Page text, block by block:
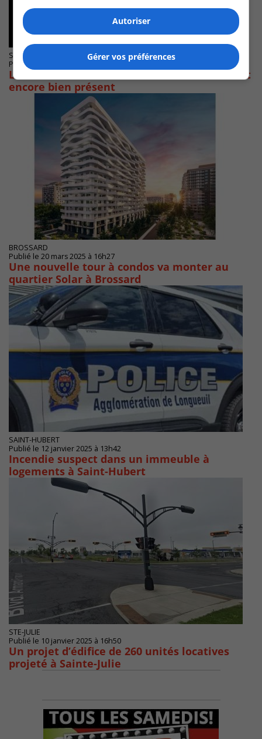
SAINT-LAMBERT
Publié le 14 avril 2025 à 07h45
Le dossier de l’hôtel de ville de Saint-Lambert
encore bien présent
BROSSARD
Publié le 20 mars 2025 à 16h27
Une nouvelle tour à condos va monter au
quartier Solar à Brossard
SAINT-HUBERT
Publié le 12 janvier 2025 à 13h42
Incendie suspect dans un immeuble à
logements à Saint-Hubert
STE-JULIE
Publié le 10 janvier 2025 à 16h50
Un projet d’édifice de 260 unités locatives
projeté à Sainte-Julie
Autoriser
Gérer vos préférences